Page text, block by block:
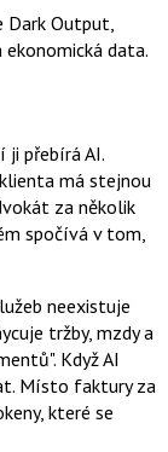
Dark Output,
data.
ji přebírá AI.
má stejnou
za několik
spočívá v tom,
neexistuje
tržby, mzdy a
Když AI
Místo faktury za
které se